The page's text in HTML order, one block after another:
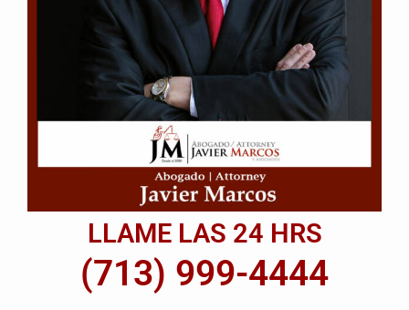
LLAME LAS 24 HRS
(713) 999-4444